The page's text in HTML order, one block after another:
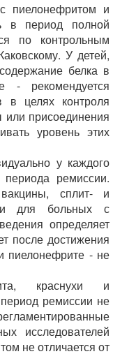
пиелонефритом и
в период полной
по контрольным
У детей,
белка в
рекомендуется
в целях контроля
или присоединения
уровень этих
у каждого
ремиссии.
сплит- и
для больных с
определяет
после достижения
пиелонефрите - не
краснухи и
ремиссии не
исследователей
не отличается от